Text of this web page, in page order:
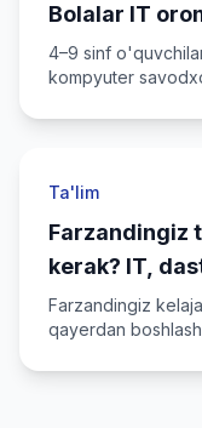
Bolalar IT
onalar uchun
4–9 sinf
kompyuter
arziydi?
Ta'lim
Farzandingiz
kerak? IT,
kelajak
Farzandingiz
qayerdan
haqida qisqa yo'l-